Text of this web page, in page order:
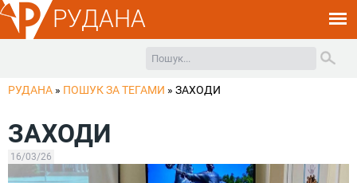
РУДАНА
РУДАНА » ПОШУК ЗА ТЕГАМИ » ЗАХОДИ
ЗАХОДИ
16/03/26